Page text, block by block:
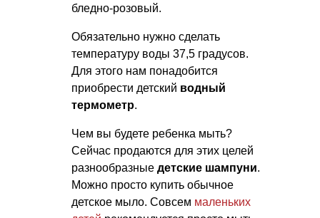
бледно-розовый.
Обязательно нужно сделать
температуру воды 37,5 градусов.
Для этого нам понадобится
приобрести детский водный
термометр.
Чем вы будете ребенка мыть?
Сейчас продаются для этих целей
разнообразные детские шампуни.
Можно просто купить обычное
детское мыло. Совсем маленьких